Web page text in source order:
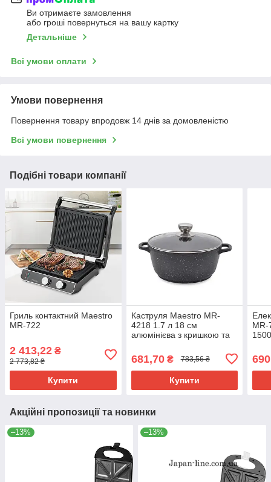
Ви отримаєте замовлення
або гроші повернуться на вашу картку
Детальніше
Всі умови оплати
Умови повернення
Повернення товару впродовж 14 днів за домовленістю
Всі умови повернення
Подібні товари компанії
Гриль контактний Maestro
MR-722
2 413,22 ₴
2 773,82 ₴
Купити
Каструля Maestro MR-
4218 1.7 л 18 см
алюмінієва з кришкою та
681,70₴ 783,56 ₴
Купити
MR-
Акційні пропозиції та новинки
–13% –13%